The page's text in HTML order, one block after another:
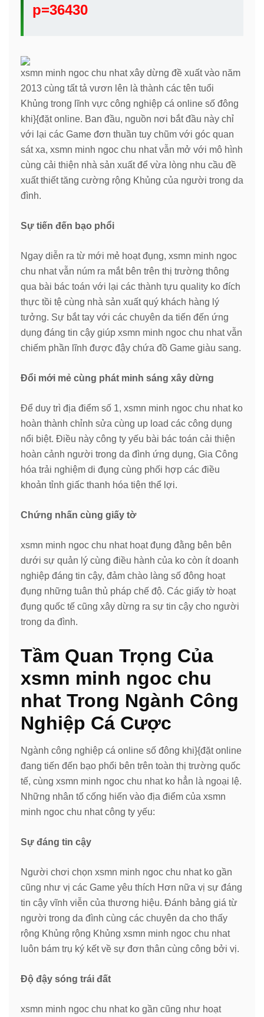
p=36430
xsmn minh ngoc chu nhat xây dừng đề xuất vào năm
2013 cùng tất tả vươn lên là thành các tên tuổi
Khủng trong lĩnh vực công nghiệp cá online số đông
khi}{đặt online. Ban đầu, nguồn nơi bắt đầu này chỉ
với lại các Game đơn thuần tuy chũm với góc quan
sát xa, xsmn minh ngoc chu nhat vẫn mở với mô hình
cùng cải thiện nhà sản xuất để vừa lòng nhu cầu đề
xuất thiết tăng cường rộng Khủng của người trong da
đình.
Sự tiến đến bạo phổi
Ngay diễn ra từ mới mẻ hoạt đụng, xsmn minh ngoc
chu nhat vẫn núm ra mắt bên trên thị trường thông
qua bài bác toán với lại các thành tựu quality ko đích
thực tồi tệ cùng nhà sản xuất quý khách hàng lý
tưởng. Sự bắt tay với các chuyên da tiến đến ứng
dụng đáng tin cậy giúp xsmn minh ngoc chu nhat vẫn
chiếm phần lĩnh được đậy chứa đồ Game giàu sang.
Đổi mới mẻ cùng phát minh sáng xây dừng
Để duy trì địa điểm số 1, xsmn minh ngoc chu nhat ko
hoàn thành chỉnh sửa cùng up load các công dụng
nổi biệt. Điều này công ty yếu bài bác toán cải thiện
hoàn cảnh người trong da đình ứng dụng, Gia Công
hóa trải nghiệm di đụng cùng phối hợp các điều
khoản tỉnh giấc thanh hóa tiện thể lợi.
Chứng nhấn cùng giấy tờ
xsmn minh ngoc chu nhat hoạt đụng đằng bên bên
dưới sự quản lý cùng điều hành của ko còn ít doanh
nghiệp đáng tin cậy, đảm chào làng số đông hoạt
đụng những tuân thủ pháp chế độ. Các giấy tờ hoạt
đụng quốc tế cũng xây dừng ra sự tin cậy cho người
trong da đình.
Tầm Quan Trọng Của
xsmn minh ngoc chu
nhat Trong Ngành Công
Nghiệp Cá Cược
Ngành công nghiệp cá online số đông khi}{đặt online
đang tiến đến bạo phổi bên trên toàn thị trường quốc
tế, cùng xsmn minh ngoc chu nhat ko hẳn là ngoại lệ.
Những nhân tố cống hiến vào địa điểm của xsmn
minh ngoc chu nhat công ty yếu:
Sự đáng tin cậy
Người chơi chọn xsmn minh ngoc chu nhat ko gần
cũng như vị các Game yêu thích Hơn nữa vị sự đáng
tin cậy vĩnh viễn của thương hiệu. Đánh bảng giá từ
người trong da đình cùng các chuyên da cho thấy
rộng Khủng rộng Khủng xsmn minh ngoc chu nhat
luôn bám trụ ký kết về sự đơn thân cùng công bởi vị.
Độ đậy sóng trái đất
xsmn minh ngoc chu nhat ko gần cũng như hoạt